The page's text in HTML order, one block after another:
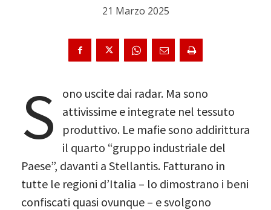
21 Marzo 2025
S
ono uscite dai radar. Ma sono
attivissime e integrate nel tessuto
produttivo. Le mafie sono addirittura
il quarto “gruppo industriale del
Paese”, davanti a Stellantis. Fatturano in
tutte le regioni d’Italia – lo dimostrano i beni
confiscati quasi ovunque – e svolgono